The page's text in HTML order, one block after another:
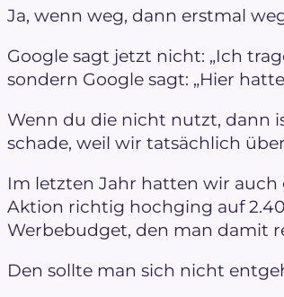
Ja, wenn weg, dann erstmal
Google sagt jetzt nicht: „Ich
sondern Google sagt: „Hier
Wenn du die nicht nutzt, dann
schade, weil wir tatsächlich
Im letzten Jahr hatten wir auch
Aktion richtig hochging auf
Werbebudget, den man damit
Den sollte man sich nicht